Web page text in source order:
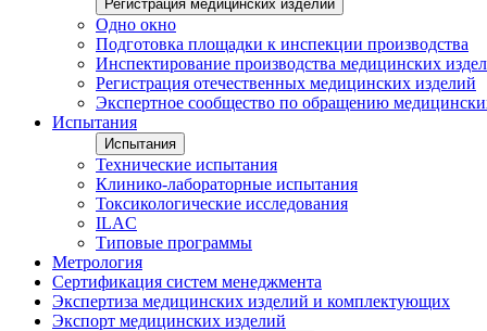
Регистрация медицинских изделий
Одно окно
Подготовка площадки к инспекции производства
Инспектирование производства медицинских
Регистрация отечественных медицинских изделий
Экспертное сообщество по обращению
Испытания
Испытания
Технические испытания
Клинико-лабораторные испытания
Токсикологические исследования
ILAС
Типовые программы
Метрология
Сертификация систем менеджмента
Экспертиза медицинских изделий и комплектующих
Экспорт медицинских изделий